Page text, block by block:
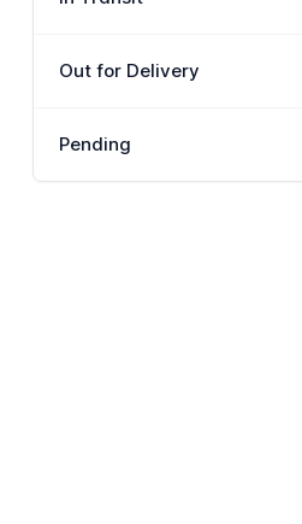
Out for Delivery
Pending